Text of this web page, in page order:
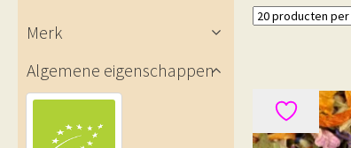
Merk
Algemene eigenschappen